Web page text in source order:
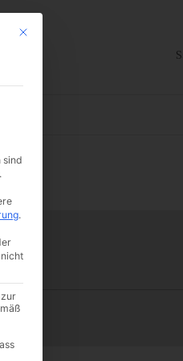
Mit diesem Button wird der Dialog
sind
.